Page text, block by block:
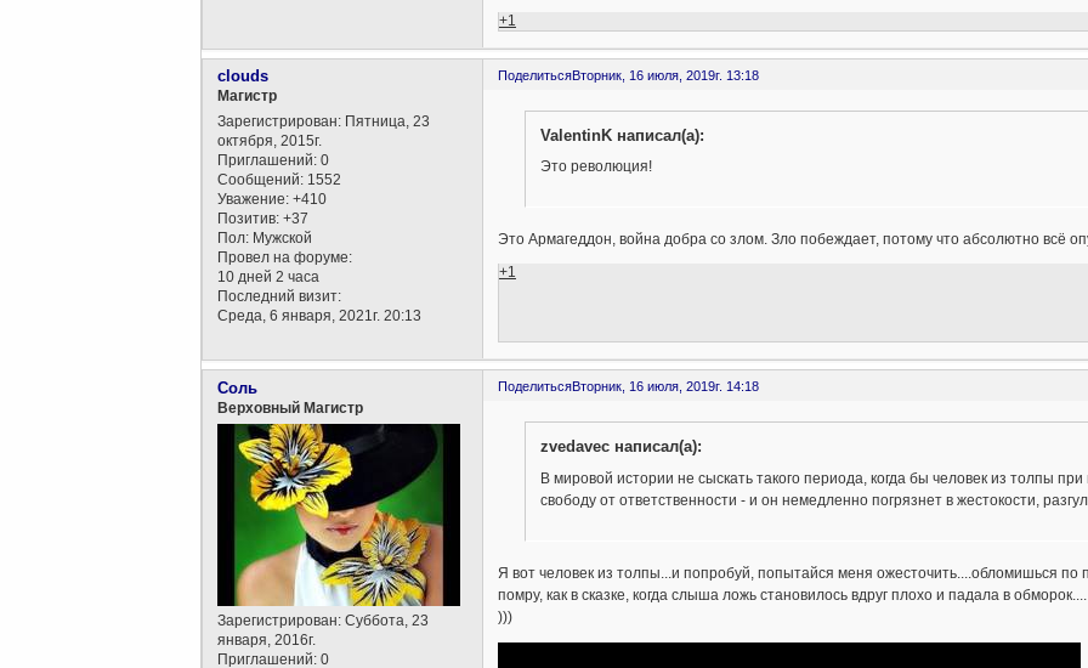
+1
ПоделитьсяВторник, 16 июля, 2019г. 13:18
clouds
Магистр
Зарегистрирован: Пятница, 23
октября, 2015г.
Приглашений: 0
Сообщений: 1552
Уважение: +410
Позитив: +37
Пол: Мужской
Провел на форуме:
10 дней 2 часа
Последний визит:
Среда, 6 января, 2021г. 20:13
ValentinK написал(а):
Это революция!
Это Армагеддон, война добра со злом. Зло побеждает, потому что абсолютно всё
+1
ПоделитьсяВторник, 16 июля, 2019г. 14:18
Соль
Верховный Магистр
Зарегистрирован: Суббота, 23
января, 2016г.
Приглашений: 0
zvedavec написал(а):
В мировой истории не сыскать такого периода, когда бы человек из толпы
свободу от ответственности - и он немедленно погрязнет в жестокости,
Я вот человек из толпы...и попробуй, попытайся меня ожесточить....обломишься по
помру, как в сказке, когда слыша ложь становилось вдруг плохо и падала в
)))